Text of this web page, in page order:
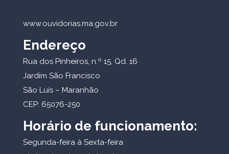
www.ouvidorias.ma.gov.br
Endereço
Rua dos Pinheiros, n.º 15, Qd. 16
Jardim São Francisco
São Luís – Maranhão
CEP: 65076-250
Horário de funcionamento:
Segunda-feira à Sexta-feira